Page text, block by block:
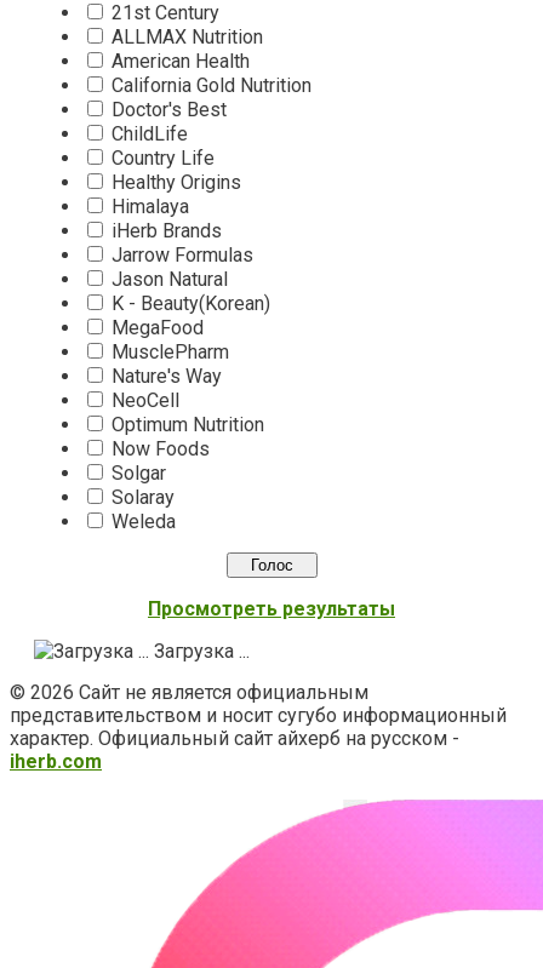
21st Century
ALLMAX Nutrition
American Health
California Gold Nutrition
Doctor's Best
ChildLife
Country Life
Healthy Origins
Himalaya
iHerb Brands
Jarrow Formulas
Jason Natural
K - Beauty(Korean)
MegaFood
MusclePharm
Nature's Way
NeoCell
Optimum Nutrition
Now Foods
Solgar
Solaray
Weleda
Просмотреть результаты
Загрузка ...
© 2026 Сайт не является официальным
представительством и носит сугубо информационный
характер. Официальный сайт айхерб на русском -
iherb.com